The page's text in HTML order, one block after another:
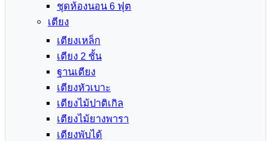
ชุดห้องนอน 6 ฟุต
เตียง
เตียงเหล็ก
เตียง 2 ชั้น
ฐานเตียง
เตียงหัวเบาะ
เตียงไม้ปาติเกิล
เตียงไม้ยางพารา
เตียงพับได้